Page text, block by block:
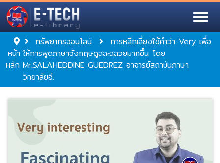
หน้า
หลัก
ทรัพยากรออนไลน์
การหลีกเลี่ยงใช้คำว่า Very เพื่อ
ให้การพูดภาษาอังกฤษดูสละสลวยมากขึ้น โดย
Mr.SALAHEDDINE GUEDREZ อาจารย์สถาบันภาษา
วิทยาลัยอี.